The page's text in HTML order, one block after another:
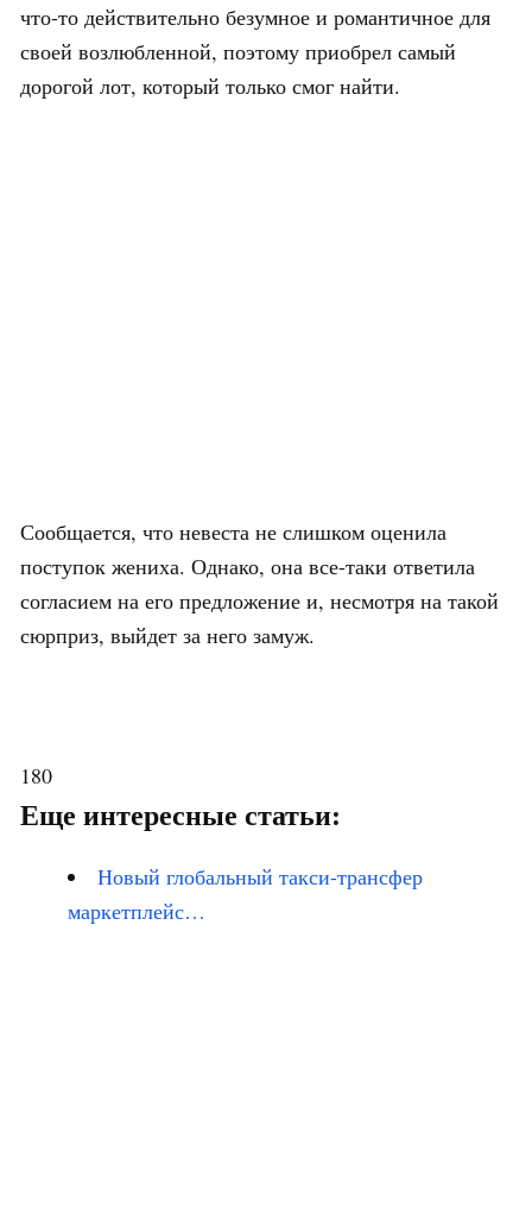
что-то действительно безумное и романтичное для
своей возлюбленной, поэтому приобрел самый
дорогой лот, который только смог найти.
Сообщается, что невеста не слишком оценила
поступок жениха. Однако, она все-таки ответила
согласием на его предложение и, несмотря на такой
сюрприз, выйдет за него замуж.
180
Еще интересные статьи:
Новый глобальный такси-трансфер
маркетплейс…